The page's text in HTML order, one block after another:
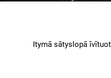
paleidzeibu
Itymā sātyslopā